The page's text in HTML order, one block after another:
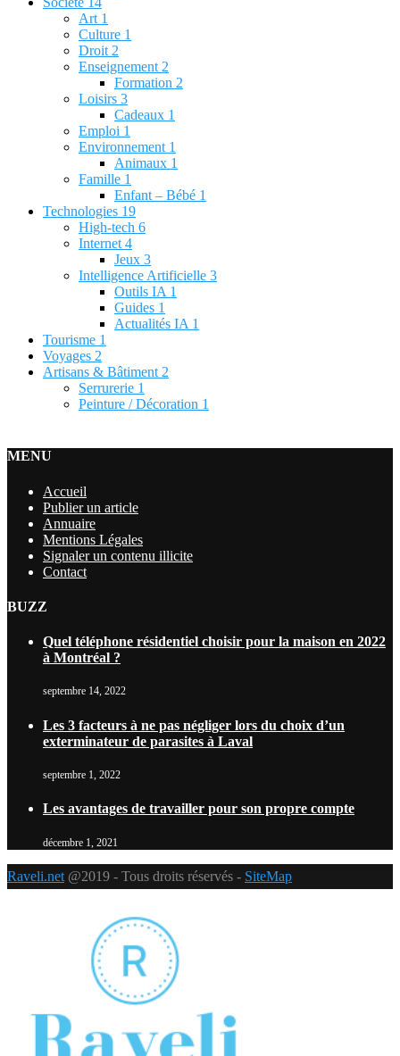
Art 1
Culture 1
Droit 2
Enseignement 2
Formation 2
Loisirs 3
Cadeaux 1
Emploi 1
Environnement 1
Animaux 1
Famille 1
Enfant – Bébé 1
Technologies 19
High-tech 6
Internet 4
Jeux 3
Intelligence Artificielle 3
Outils IA 1
Guides 1
Actualités IA 1
Tourisme 1
Voyages 2
Artisans & Bâtiment 2
Serrurerie 1
Peinture / Décoration 1
MENU
Accueil
Publier un article
Annuaire
Mentions Légales
Signaler un contenu illicite
Contact
BUZZ
Quel téléphone résidentiel choisir pour la maison en 2022
à Montréal ?
septembre 14, 2022
Les 3 facteurs à ne pas négliger lors du choix d’un
exterminateur de parasites à Laval
septembre 1, 2022
Les avantages de travailler pour son propre compte
décembre 1, 2021
Raveli.net @2019 - Tous droits réservés - SiteMap